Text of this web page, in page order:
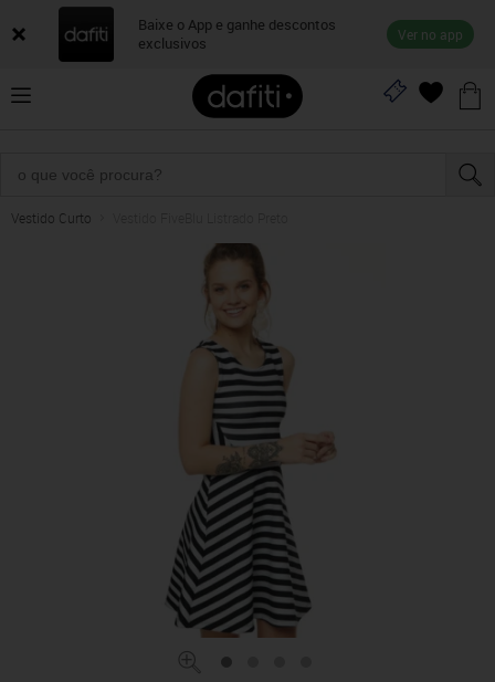
Baixe o App e ganhe descontos
exclusivos
Ver no app
Vestido Curto